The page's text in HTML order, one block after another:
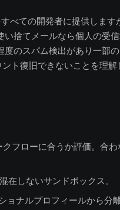
べての開発者に提供します
捨てメールなら個人の受
のスパム検出があり一部
ト復旧できないことを理
フローに合うか評価。合わ
しないサンドボックス。
ナルプロフィールから分